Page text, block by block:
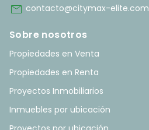
mail contacto@citymax-elite.com
Sobre nosotros
Propiedades en Venta
Propiedades en Renta
Proyectos Inmobiliarios
Inmuebles por ubicación